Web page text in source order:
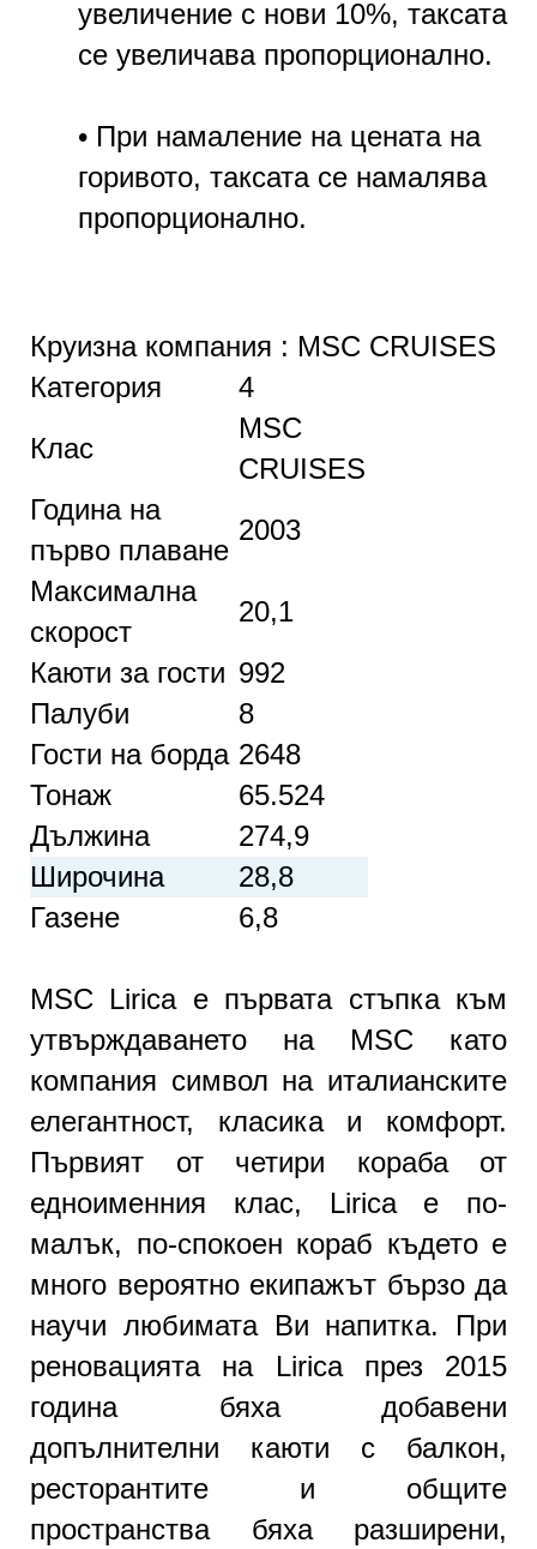
увеличение с нови 10%, таксата
се увеличава пропорционално.
• При намаление на цената на
горивото, таксата се намалява
пропорционално.
Круизна компания : MSC CRUISES
Категория
4
Клас
MSC
CRUISES
Година на
първо плаване
2003
Максимална
скорост
20,1
Каюти за гости 992
Палуби
8
Гости на борда 2648
Тонаж
65.524
Дължина
274,9
Широчина
28,8
Газене
6,8
MSC Lirica е първата стъпка към
утвърждаването на MSC като
компания символ на италианските
елегантност, класика и комфорт.
Първият от четири кораба от
едноименния клас, Lirica е по-
малък, по-спокоен кораб където е
много вероятно екипажът бързо да
научи любимата Ви напитка. При
реновацията на Lirica през 2015
година бяха добавени
допълнителни каюти с балкон,
ресторантите и общите
пространства бяха разширени,